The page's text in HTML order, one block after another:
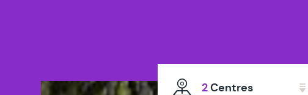
2Centres